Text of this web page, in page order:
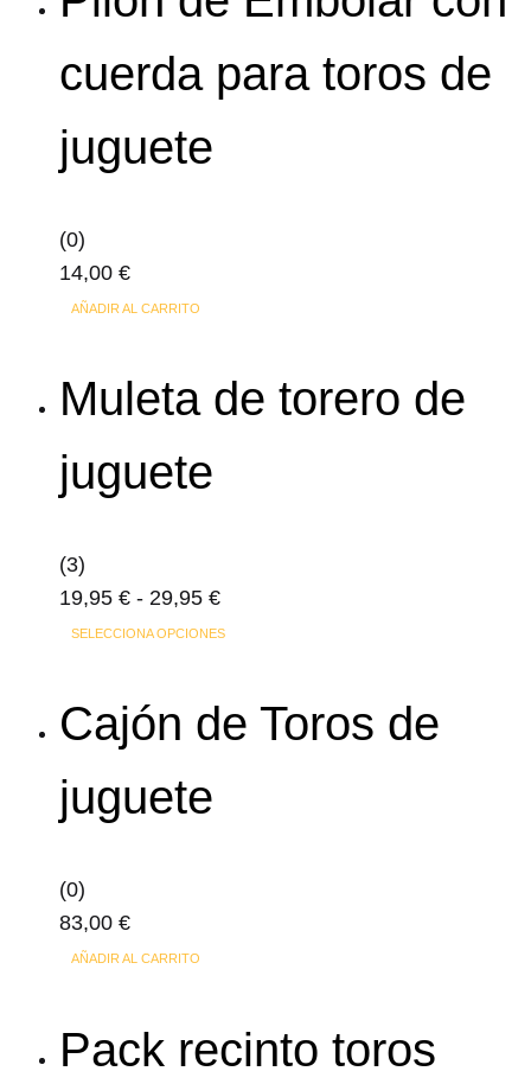
cuerda para toros de
juguete
(0)
14,00 €
AÑADIR AL CARRITO
Muleta de torero de
juguete
(3)
19,95 € - 29,95 €Rango
de
19,95 €
SELECCIONA OPCIONESEste
múltiples
página
de
Cajón de Toros de
juguete
(0)
83,00 €
AÑADIR AL CARRITO
Pack recinto toros